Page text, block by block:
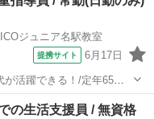
金城学院前駅 【雇用
ジュニア名駅教室
提携サイト 6月17日
活躍できる！/定年65歳
中村区 【アクセス】 太閤通駅から徒歩4分...
の生活支援員 / 無資格